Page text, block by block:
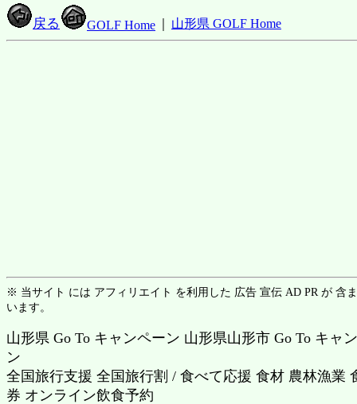
戻る GOLF Home 山形県 GOLF Home
※ 当サイト には アフィリエイト を利用した 広告 宣伝 AD PR が 含
います。
山形県 Go To キャンペーン 山形県山形市 Go To キャ
ン
全国旅行支援 全国旅行割 / 食べて応援 食材 農林漁業
券 オンライン飲食予約